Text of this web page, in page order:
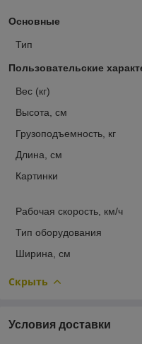
Основные
Тип
Пользовательские
Вес (кг)
Высота, см
Грузоподъемность, кг
Длина, см
Картинки
Рабочая скорость, км/ч
Тип оборудования
Ширина, см
Скрыть
Условия доставки